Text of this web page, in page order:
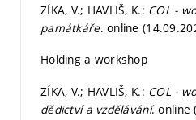
ZÍKA, V.; HAVLIŠ, K.: COL -
památkáře. online
Holding a workshop
ZÍKA, V.; HAVLIŠ, K.: COL -
dědictví a vzdělávání. online